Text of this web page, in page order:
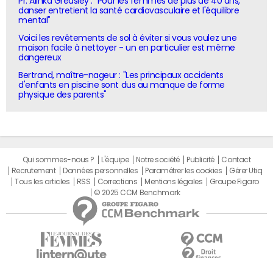
danser entretient la santé cardiovasculaire et l'équilibre
mental"
Voici les revêtements de sol à éviter si vous voulez une
maison facile à nettoyer - un en particulier est même
dangereux
Bertrand, maître-nageur : "Les principaux accidents
d'enfants en piscine sont dus au manque de forme
physique des parents"
Qui sommes-nous ? L'équipe Notre société Publicité
Contact
Recrutement
Données personnelles Paramétrer les cookies
Gérer Utiq
Tous les articles
RSS Corrections Mentions légales
Groupe Figaro
© 2025 CCM Benchmark